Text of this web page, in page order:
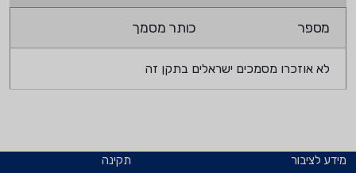
מספר כותר מסמך
לא אוזכרו מסמכים ישראלים בתקן זה
מידע לציבור תקינה